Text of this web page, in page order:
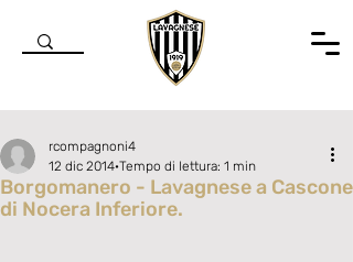
Borgomanero - Lavagnese a Cascone
di Nocera Inferiore.
rcompagnoni4
12 dic 2014 Tempo di lettura: 1 min